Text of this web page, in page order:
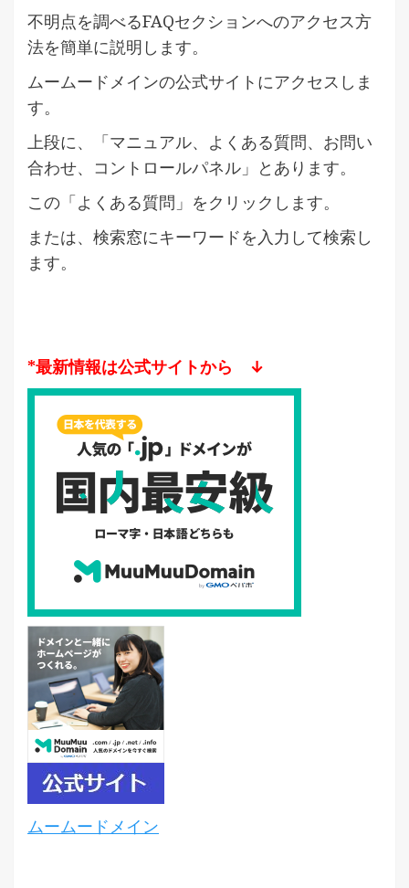
不明点を調べるFAQセクションへのアクセス方
法を簡単に説明します。
ムームードメインの公式サイトにアクセスしま
す。
上段に、「マニュアル、よくある質問、お問い
合わせ、コントロールパネル」とあります。
この「よくある質問」をクリックします。
または、検索窓にキーワードを入力して検索し
ます。
*最新情報は公式サイトから ↓
ムームードメイン